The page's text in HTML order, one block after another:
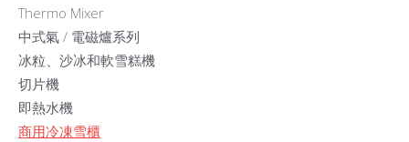
Thermo Mixer
中式氣 / 電磁爐系列
冰粒、沙冰和軟雪糕機
切片機
即熱水機
商用冷凍雪櫃